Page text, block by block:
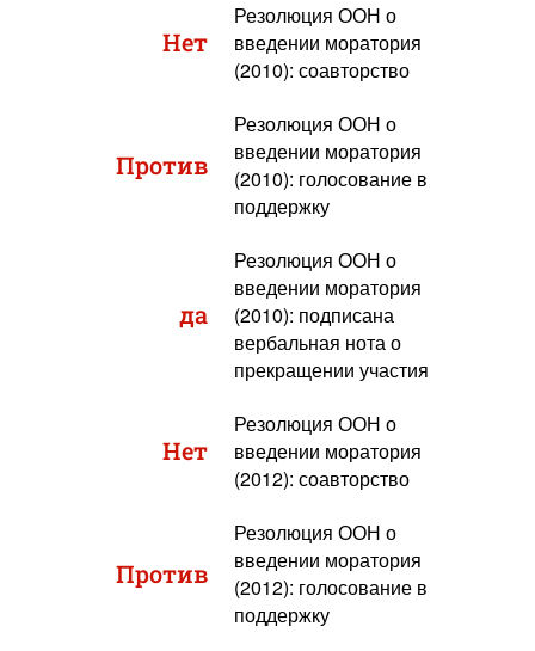
Нет
Резолюция ООН о
введении моратория
(2010): соавторство
Против
Резолюция ООН о
введении моратория
(2010): голосование в
поддержку
да
Резолюция ООН о
введении моратория
(2010): подписана
вербальная нота о
прекращении участия
Нет
Резолюция ООН о
введении моратория
(2012): соавторство
Против
Резолюция ООН о
введении моратория
(2012): голосование в
поддержку